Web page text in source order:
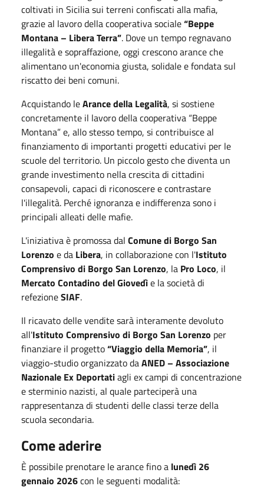
coltivati ​​in Sicilia sui terreni confiscati alla mafia,
grazie al lavoro della cooperativa sociale“Beppe
Montana – Libera Terra”. Dove un tempo regnavano
illegalità e sopraffazione, oggi crescono arance che
alimentano un'economia giusta, solidale e fondata sul
riscatto dei beni comuni.
Acquistando leArance della Legalità, si sostiene
concretamente il lavoro della cooperativa “Beppe
Montana” e, allo stesso tempo, si contribuisce al
finanziamento di importanti progetti educativi per le
scuole del territorio. Un piccolo gesto che diventa un
grande investimento nella crescita di cittadini
consapevoli, capaci di riconoscere e contrastare
l'illegalità. Perché ignoranza e indifferenza sono i
principali alleati delle mafie.
L'iniziativa è promossa dal Comune di Borgo San
Lorenzo e da Libera, in collaborazione con l'Istituto
Comprensivo di Borgo San Lorenzo, la Pro Loco, il
Mercato Contadino del Giovedìe la società di
refezioneSIAF.
Il ricavato delle vendite sarà interamente devoluto
all'Istituto Comprensivo di Borgo San Lorenzo per
finanziare il progetto“Viaggio della Memoria”, il
viaggio-studio organizzato daANED – Associazione
Nazionale Ex Deportatiagli ex campi di concentrazione
e sterminio nazisti, al quale parteciperà una
rappresentanza di studenti delle classi terze della
scuola secondaria.
Come aderire
È possibile prenotare le arance fino a lunedì 26
gennaio 2026con le seguenti modalità: